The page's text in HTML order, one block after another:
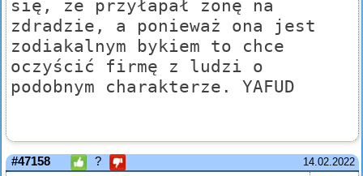
się, że przyłapał żonę na
zdradzie, a ponieważ ona jest
zodiakalnym bykiem to chce
oczyścić firmę z ludzi o
podobnym charakterze. YAFUD
14.02.2022
#47158 ?